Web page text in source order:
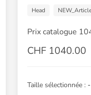
Head
Prix catalogue
CHF 1040.00
Taille sélectionnée : -